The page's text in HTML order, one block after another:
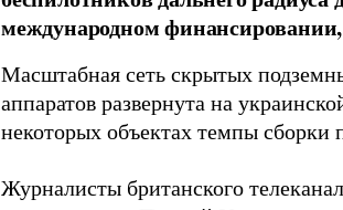
международном финансировании,
Масштабная сеть скрытых
аппаратов развернута на
некоторых объектах темпы
Журналисты британского